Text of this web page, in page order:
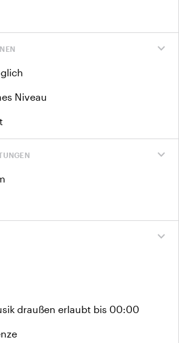
expand_more
Niveau
expand_more
expand_more
draußen erlaubt bis 00:00